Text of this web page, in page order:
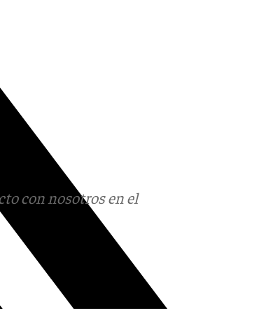
con nosotros en el